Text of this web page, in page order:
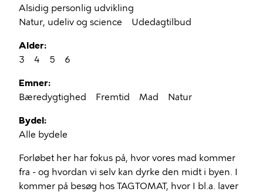
Alsidig personlig udvikling
Natur, udeliv og science
Udedagtilbud
Alder
3
4 5 6
Emner
Bæredygtighed
Fremtid Mad Natur
Bydel
Alle bydele
Forløbet her har fokus på, hvor vores mad kommer
fra - og hvordan vi selv kan dyrke den midt i byen. I
kommer på besøg hos TAGTOMAT, hvor I bl.a. laver